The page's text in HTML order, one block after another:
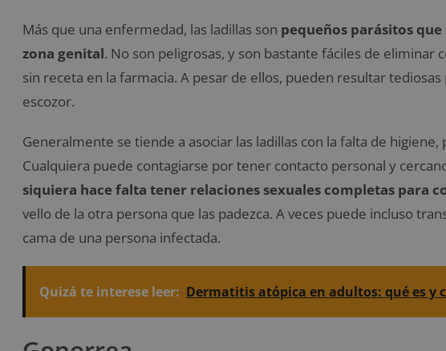
Más que una enfermedad, las ladillas son pequeños parásitos
zona genital. No son peligrosas, y son bastante fáciles de
sin receta en la farmacia. A pesar de ellos, pueden resultar
escozor.
Generalmente se tiende a asociar las ladillas con la falta de
Cualquiera puede contagiarse por tener contacto personal y
siquiera hace falta tener relaciones sexuales completas para
vello de la otra persona que las padezca. A veces puede incluso
cama de una persona infectada.
Quizá te interese leer: Dermatitis atópica en adultos: qué es y